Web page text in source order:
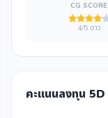
CG SCORE
4/5 ดาว
คะแนนลงทุน 5D